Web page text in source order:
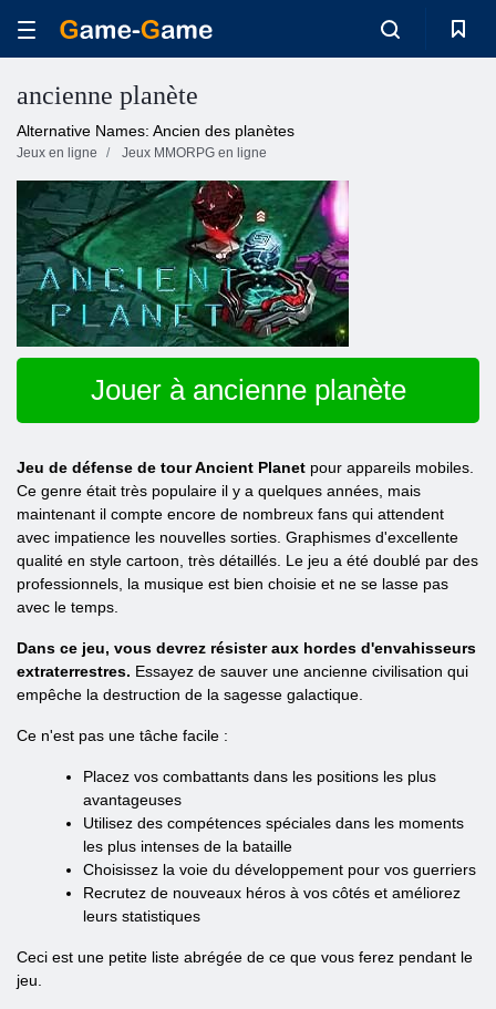
ancienne planète
Alternative Names: Ancien des planètes
Jeux en ligne Jeux MMORPG en ligne
Jouer à ancienne planète
Jeu de défense de tour Ancient Planet pour appareils mobiles.
Ce genre était très populaire il y a quelques années, mais
maintenant il compte encore de nombreux fans qui attendent
avec impatience les nouvelles sorties. Graphismes d'excellente
qualité en style cartoon, très détaillés. Le jeu a été doublé par des
professionnels, la musique est bien choisie et ne se lasse pas
avec le temps.
Dans ce jeu, vous devrez résister aux hordes d'envahisseurs
extraterrestres. Essayez de sauver une ancienne civilisation qui
empêche la destruction de la sagesse galactique.
Ce n'est pas une tâche facile :
Placez vos combattants dans les positions les plus
avantageuses
Utilisez des compétences spéciales dans les moments
les plus intenses de la bataille
Choisissez la voie du développement pour vos guerriers
Recrutez de nouveaux héros à vos côtés et améliorez
leurs statistiques
Ceci est une petite liste abrégée de ce que vous ferez pendant le
jeu.